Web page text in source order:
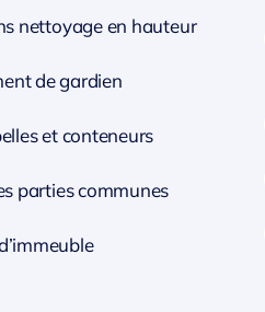
nettoyage en hauteur
de gardien
et conteneurs
parties communes